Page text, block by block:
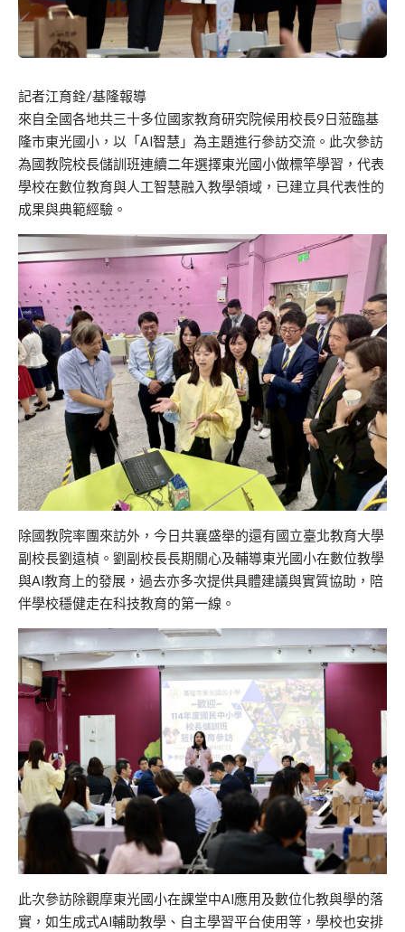
記者江育銓/基隆報導
來自全國各地共三十多位國家教育研究院候用校長9日蒞臨基
隆市東光國小，以「AI智慧」為主題進行參訪交流。此次參訪
為國教院校長儲訓班連續二年選擇東光國小做標竿學習，代表
學校在數位教育與人工智慧融入教學領域，已建立具代表性的
成果與典範經驗。
除國教院率團來訪外，今日共襄盛舉的還有國立臺北教育大學
副校長劉遠楨。劉副校長長期關心及輔導東光國小在數位教學
與AI教育上的發展，過去亦多次提供具體建議與實質協助，陪
伴學校穩健走在科技教育的第一線。
此次參訪除觀摩東光國小在課堂中AI應用及數位化教與學的落
實，如生成式AI輔助教學、自主學習平台使用等，學校也安排